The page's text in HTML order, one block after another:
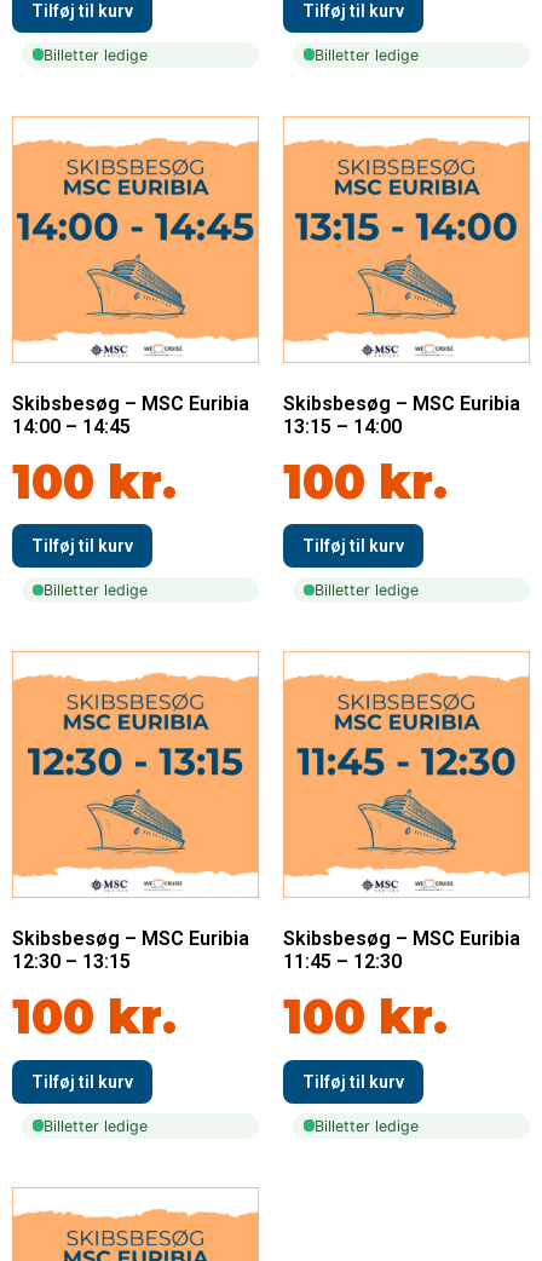
Billetter ledige Billetter ledige
Skibsbesøg – MSC Euribia
14:00 – 14:45
100 kr.
Billetter ledige
Skibsbesøg – MSC Euribia
13:15 – 14:00
100 kr.
Billetter ledige
Skibsbesøg – MSC Euribia
12:30 – 13:15
100 kr.
Billetter ledige
Skibsbesøg – MSC Euribia
11:45 – 12:30
100 kr.
Billetter ledige